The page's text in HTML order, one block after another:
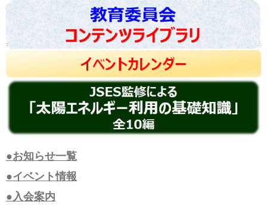
●お知らせ一覧
●イベント情報
●入会案内